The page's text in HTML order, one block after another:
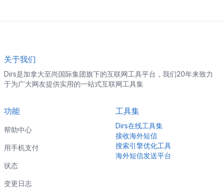
关于我们
Dirs是加拿大至尚国际集团旗下的互联网工具平台，我们20年来致力
于为广大网友提供实用的一站式互联网工具集
功能
帮助中心
用手机支付
状态
变更日志
工具集
Dirs在线工具集
接收海外短信
搜索引擎优化工具
海外短信发送平台